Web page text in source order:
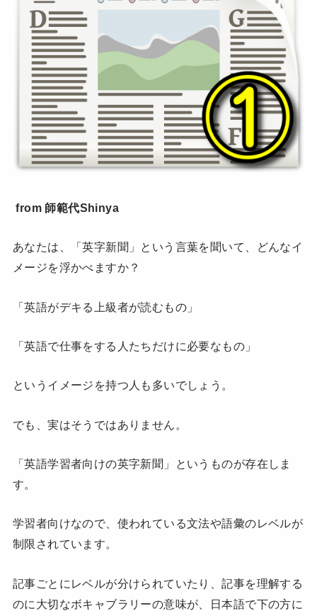
from 師範代Shinya
あなたは、「英字新聞」という言葉を聞いて、どんなイ
メージを浮かべますか？
「英語がデキる上級者が読むもの」
「英語で仕事をする人たちだけに必要なもの」
というイメージを持つ人も多いでしょう。
でも、実はそうではありません。
「英語学習者向けの英字新聞」というものが存在しま
す。
学習者向けなので、使われている文法や語彙のレベルが
制限されています。
記事ごとにレベルが分けられていたり、記事を理解する
のに大切なボキャブラリーの意味が、日本語で下の方に